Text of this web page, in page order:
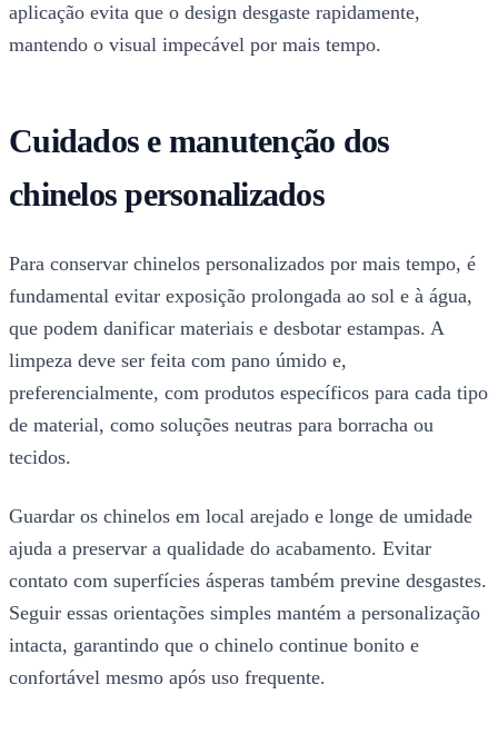
aplicação evita que o design desgaste rapidamente,
mantendo o visual impecável por mais tempo.
Cuidados e manutenção dos
chinelos personalizados
Para conservar chinelos personalizados por mais tempo, é
fundamental evitar exposição prolongada ao sol e à água,
que podem danificar materiais e desbotar estampas. A
limpeza deve ser feita com pano úmido e,
preferencialmente, com produtos específicos para cada tipo
de material, como soluções neutras para borracha ou
tecidos.
Guardar os chinelos em local arejado e longe de umidade
ajuda a preservar a qualidade do acabamento. Evitar
contato com superfícies ásperas também previne desgastes.
Seguir essas orientações simples mantém a personalização
intacta, garantindo que o chinelo continue bonito e
confortável mesmo após uso frequente.